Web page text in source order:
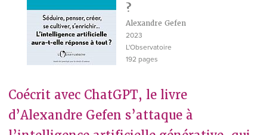
?
Alexandre Gefen
2023
L'Observatoire
192 pages
Coécrit avec ChatGPT, le livre
d’Alexandre Gefen s’attaque à